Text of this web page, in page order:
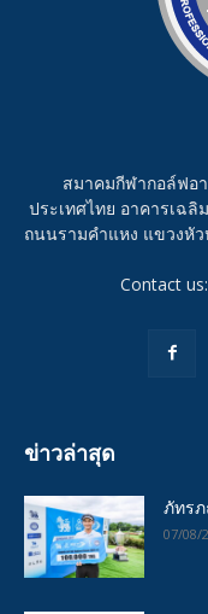
สมาคมกีฬากอล์ฟอ
ประเทศไทย อาคารเฉ
ถนนรามคำแหง แขวงหัว
Contact us:
ข่าวล่าสุด
ภัทร
07/08/